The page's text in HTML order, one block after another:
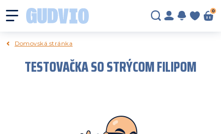
0
Domovská stránka
TESTOVAČKA SO STRÝCOM FILIPOM